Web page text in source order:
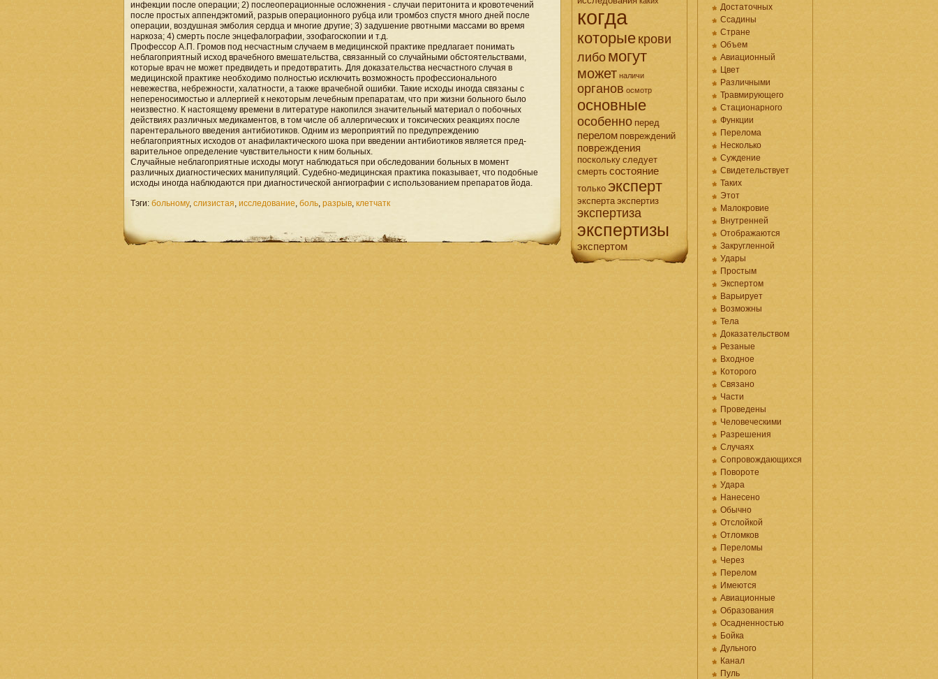
инфекции после операции; 2) послеоперационные осложнения - случаи перитонита и кровотечений
после простых аппендэктомий, разрыв операционного рубца или тромбоз спустя много дней после
операции, воздушная эмболия сердца и многие другие; 3) задушение рвотными массами во время
наркоза; 4) смерть после энцефалографии, эзофагоскопии и т.д.
Профессор А.П. Громов под несчастным случаем в медицинской практике предлагает понимать
неблагоприятный исход врачебного вмешательства, связанный со случайными обстоятельствами,
которые врач не может предвидеть и предотвратить. Для доказательства несчастного случая в
медицинской практике необходимо полностью исключить возможность профессионального
невежества, небрежности, халатности, а также врачебной ошибки. Такие исходы иногда связаны с
непереносимостью и аллергией к некоторым лечебным препаратам, что при жизни больного было
неизвестно. К настоящему времени в литературе накопился значительный материал о побочных
действиях различных медикаментов, в том числе об аллергических и токсических реакциях после
парентерального введения антибиотиков. Одним из мероприятий по предупреждению
неблагоприятных исходов от анафилактического шока при введении антибиотиков является пред-
варительное определение чувствительности к ним больных.
Случайные неблагоприятные исходы могут наблюдаться при обследовании больных в момент
различных диагностических манипуляций. Судебно-медицинская практика показывает, что подобные
исходы иногда наблюдаются при диагностической ангиографии с использованием препаратов йода.
Тэги: больному, слизистая, исследование, боль, разрыв, клетчатк
когда
которые крови
либо могут
может наличи
органов осмотр
основные
особенно перед
перелом повреждений
повреждения
поскольку следует
смерть состояние
только эксперт
эксперта экспертиз
экспертиза
экспертизы
экспертом
Достаточных
Ссадины
Стране
Объем
Авиационный
Цвет
Различными
Травмирующего
Стационарного
Функции
Перелома
Несколько
Суждение
Свидетельствует
Таких
Этот
Малокровие
Внутренней
Отображаются
Закругленной
Удары
Простым
Экспертом
Варьирует
Возможны
Тела
Доказательством
Резаные
Входное
Которого
Связано
Части
Проведены
Человеческими
Разрешения
Случаях
Сопровождающихся
Повороте
Удара
Нанесено
Обычно
Отслойкой
Отломков
Переломы
Через
Перелом
Имеются
Авиационные
Образования
Осадненностью
Бойка
Дульного
Канал
Пуль